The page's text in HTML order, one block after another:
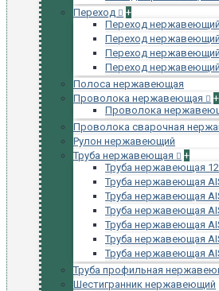
Переход
+
Переход
Переход
Переход
Переход
Полоса нержавеющая
Проволока нержавеющая
+
Проволока
Проволока сварочная
Рулон нержавеющий
Труба нержавеющая
+
Труба нержавеющая
Труба нержавеющая
Труба нержавеющая
Труба нержавеющая
Труба нержавеющая
Труба нержавеющая
Труба нержавеющая
Труба профильная
Шестигранник нержавеющий